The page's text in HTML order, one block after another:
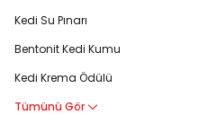
Kedi Su Pınarı
Bentonit Kedi Kumu
Kedi Krema Ödülü
Tümünü Gör